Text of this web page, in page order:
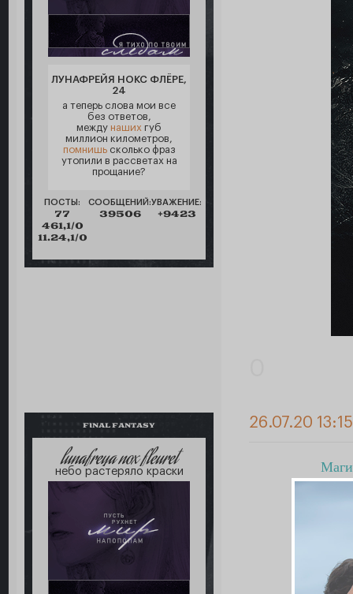
ЛУНАФРЕЙЯ НОКС ФЛЁРЕ,
24
а теперь слова мои все
без ответов,
между наших губ
миллион километров,
помнишьсколько фраз
утопили в рассветах на
прощание?
ПОСТЫ:
77
461,1/0
11.24,1/0
СООБЩЕНИЙ:
39506
УВАЖЕНИЕ:
+9423
FINAL FANTASY
lunafreya nox fleuret
небо растеряло краски
26.07.20